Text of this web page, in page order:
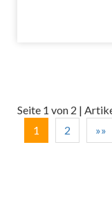
Seite 1 von 2 |
1
2 »»